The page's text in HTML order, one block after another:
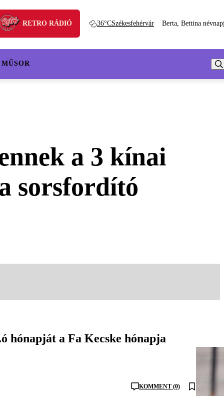
RETRO RÁDIÓ 36°CSzékesfehérvár Berta, Bettina
a 3 kínai
sorsfordító
hónapját a Fa Kecske hónapja
KOMMENT (0)